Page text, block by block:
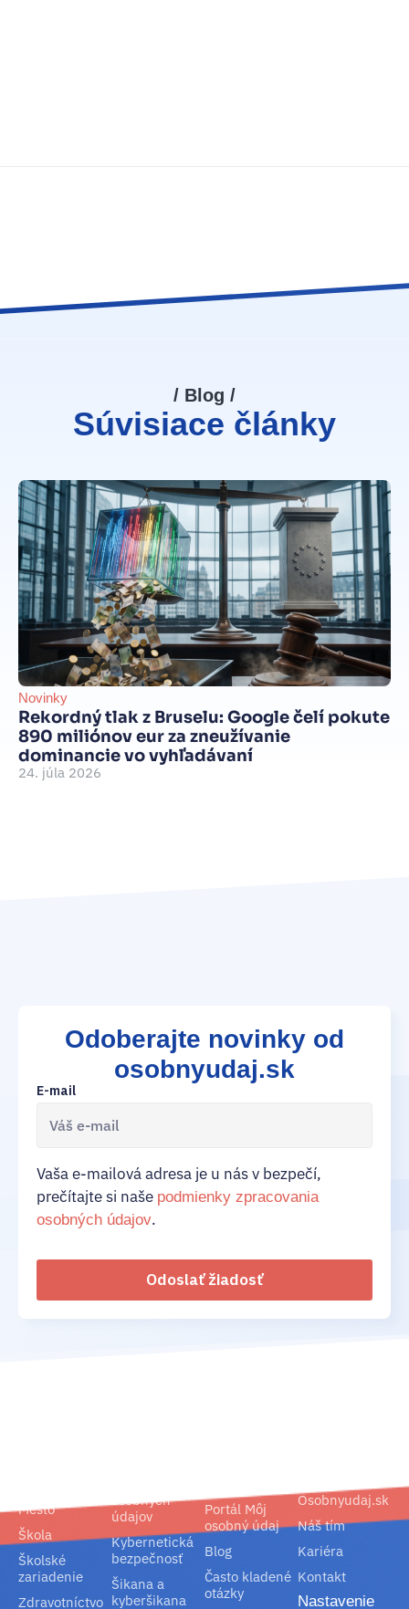
/ Blog /
Súvisiace články
Novinky
Rekordný tlak z Bruselu: Google čelí pokute
890 miliónov eur za zneužívanie
dominancie vo vyhľadávaní
24. júla 2026
Odoberajte novinky od
osobnyudaj.sk
E-mail
Vaša e-mailová adresa je u nás v bezpečí,
prečítajte si naše podmienky zpracovania
osobných údajov.
Odoslať žiadosť
Mesto
Škola
Školské
zariadenie
Zdravotníctvo
osobných
údajov
Kybernetická
bezpečnosť
Šikana a
kyberšikana
Portál Môj
osobný údaj
Blog
Často kladené
otázky
Osobnyudaj.sk
Náš tím
Kariéra
Kontakt
Nastavenie